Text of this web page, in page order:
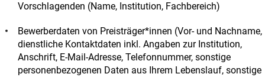
Vorschlagenden (Name, Institution, Fachbereich)
Bewerberdaten von Preisträger*innen (Vor- und Nachname,
dienstliche Kontaktdaten inkl. Angaben zur Institution,
Anschrift, E-Mail-Adresse, Telefonnummer, sonstige
personenbezogenen Daten aus Ihrem Lebenslauf, sonstige